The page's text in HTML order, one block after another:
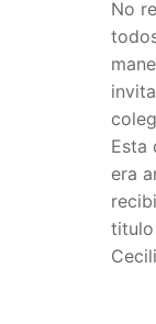
No
Esta
era
titulo